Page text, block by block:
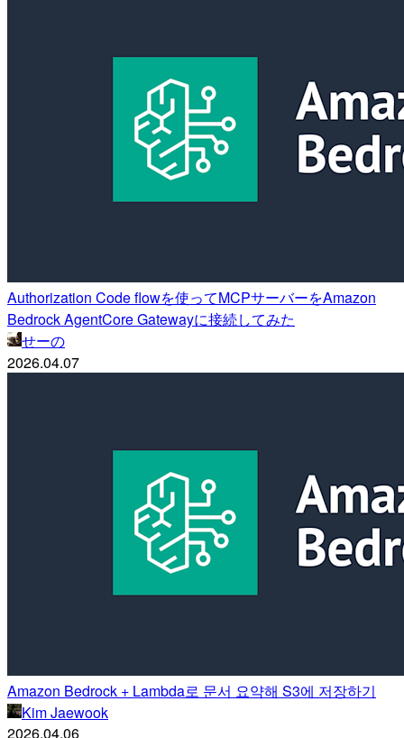
Authorization Code flowを使ってMCPサーバーをAmazon
Bedrock AgentCore Gatewayに接続してみた
せーの
2026.04.07
Amazon Bedrock + Lambda로 문서 요약해 S3에 저장하기
Kim Jaewook
2026.04.06